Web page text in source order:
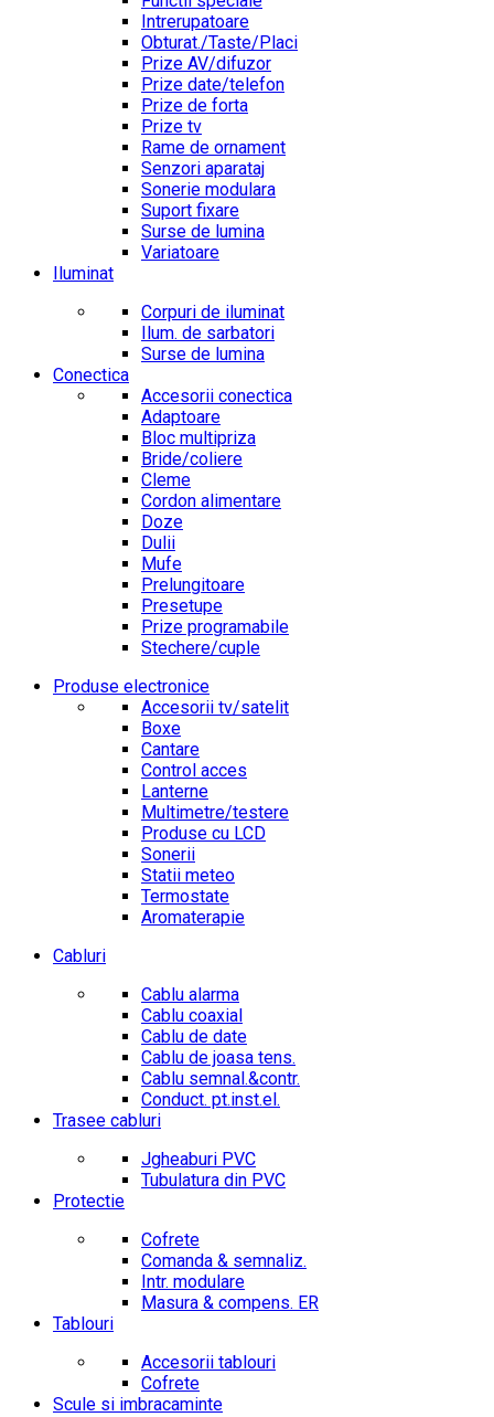
Intrerupatoare
Obturat./Taste/Placi
Prize AV/difuzor
Prize date/telefon
Prize de forta
Prize tv
Rame de ornament
Senzori aparataj
Sonerie modulara
Suport fixare
Surse de lumina
Variatoare
Iluminat
Corpuri de iluminat
Ilum. de sarbatori
Surse de lumina
Conectica
Accesorii conectica
Adaptoare
Bloc multipriza
Bride/coliere
Cleme
Cordon alimentare
Doze
Dulii
Mufe
Prelungitoare
Presetupe
Prize programabile
Stechere/cuple
Produse electronice
Accesorii tv/satelit
Boxe
Cantare
Control acces
Lanterne
Multimetre/testere
Produse cu LCD
Sonerii
Statii meteo
Termostate
Aromaterapie
Cabluri
Cablu alarma
Cablu coaxial
Cablu de date
Cablu de joasa tens.
Cablu semnal.&contr.
Conduct. pt.inst.el.
Trasee cabluri
Jgheaburi PVC
Tubulatura din PVC
Protectie
Cofrete
Comanda & semnaliz.
Intr. modulare
Masura & compens. ER
Tablouri
Accesorii tablouri
Cofrete
Scule si imbracaminte